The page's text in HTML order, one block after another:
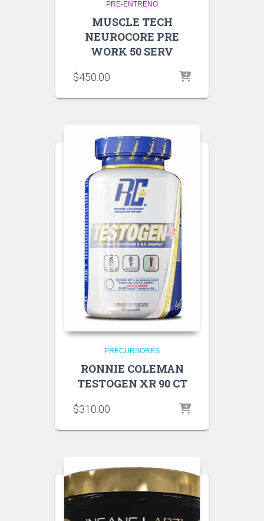
PRE-ENTRENO
MUSCLE TECH
NEUROCORE PRE
WORK 50 SERV
$450.00
PRECURSORES
RONNIE COLEMAN
TESTOGEN XR 90 CT
$310.00